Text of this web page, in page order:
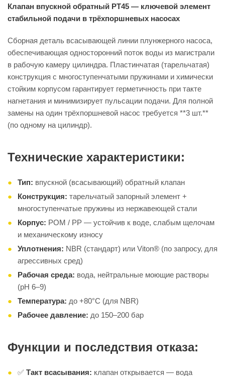
Клапан впускной обратный PT45 — ключевой элемент
стабильной подачи в трёхпоршневых насосах
Сборная деталь всасывающей линии плунжерного насоса,
обеспечивающая односторонний поток воды из магистрали
в рабочую камеру цилиндра. Пластинчатая (тарельчатая)
конструкция с многоступенчатыми пружинами и химически
стойким корпусом гарантирует герметичность при такте
нагнетания и минимизирует пульсации подачи. Для полной
замены на один трёхпоршневой насос требуется **3 шт.**
(по одному на цилиндр).
Технические характеристики:
Тип: впускной (всасывающий) обратный клапан
Конструкция: тарельчатый запорный элемент +
многоступенчатые пружины из нержавеющей стали
Корпус: POM / PP — устойчив к воде, слабым щелочам
и механическому износу
Уплотнения: NBR (стандарт) или Viton® (по запросу, для
агрессивных сред)
Рабочая среда: вода, нейтральные моющие растворы
(pH 6–9)
Температура: до +80°C (для NBR)
Рабочее давление: до 150–200 бар
Функции и последствия отказа:
✅ Такт всасывания: клапан открывается — вода